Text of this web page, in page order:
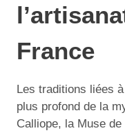
France
Les traditions liées à
plus profond de la
Calliope, la Muse de